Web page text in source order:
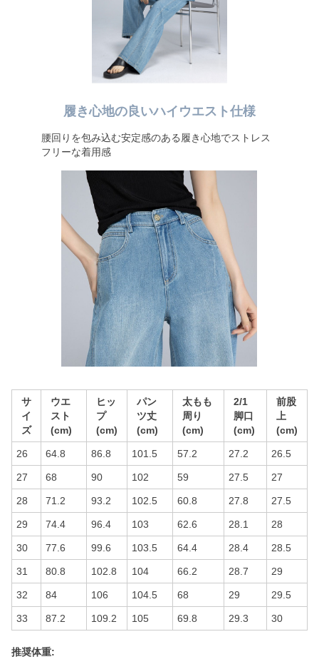
履き心地の良いハイウエスト仕様
腰回りを包み込む安定感のある履き心地でストレス
フリーな着用感
サ
イ
ズ
ウエ
スト
(cm)
ヒッ
プ
(cm)
パン
ツ丈
(cm)
太もも
周り
(cm)
2/1
脚口
(cm)
前股
上
(cm)
26 64.8 86.8 101.5 57.2 27.2 26.5
27 68 90 102 59 27.5 27
28 71.2 93.2 102.5 60.8 27.8 27.5
29 74.4 96.4 103 62.6 28.1 28
30 77.6 99.6 103.5 64.4 28.4 28.5
31 80.8 102.8 104 66.2 28.7 29
32 84 106 104.5 68 29 29.5
33 87.2 109.2 105 69.8 29.3 30
推奨体重: